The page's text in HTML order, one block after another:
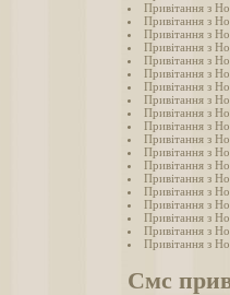
Привітання з
Привітання з
Привітання з
Привітання з
Привітання з
Привітання з
Привітання з
Привітання з
Привітання з
Привітання з
Привітання з
Привітання з
Привітання з
Привітання з
Привітання з
Привітання з
Привітання з
Привітання з
Привітання з
Смс